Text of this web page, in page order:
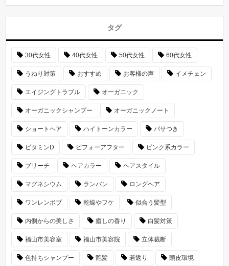
タグ
30代女性 40代女性 50代女性 60代女性
うねり対策 おすすめ お客様の声 イメチェン
エイジングトラブル オーガニック
オーガニックシャンプー オーガニックノート
ショートヘア ハイトーンカラー パサつき
ビタミンD ビフォーアフター ピンク系カラー
ブリーチ ヘアカラー ヘアスタイル
マグネシウム ランバン ロングヘア
ワンレンボブ 乾燥やフケ 似合う髪型
内側からの美しさ 癒しの香り 白髪対策
福山市美容室 福山市美容院 立体裁断
色持ちシャンプー 艶髪 若返り 頭皮環境